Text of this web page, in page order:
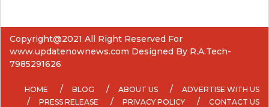
Copyright@2021 All Right Reserved For
www.updatenownews.com Designed By R.A.Tech-
7985291626
HOME BLOG ABOUT US
ADVERTISE WITH US
PRESS RELEASE
PRIVACY POLICY CONTACT US